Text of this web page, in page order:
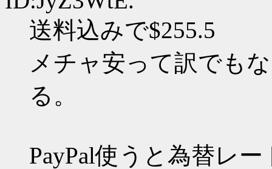
送料込みで$255.5
メチャ安って訳でも
る。
PayPal使うと為替レ